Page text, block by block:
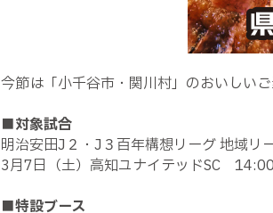
今節は「小千谷市・関川村」のおいしい
■対象試合
明治安田J２・J３百年構想リーグ 地域リ
3月7日（土）高知ユナイテッドSC
■特設ブース